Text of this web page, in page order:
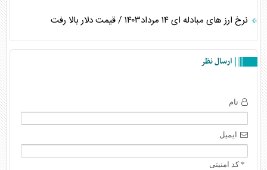
نرخ ارز های مبادله ای ۱۴ مرداد۱۴۰۳ / قیمت دلار بالا رفت
ارسال نظر
نام
ایمیل
* کد امنیتی